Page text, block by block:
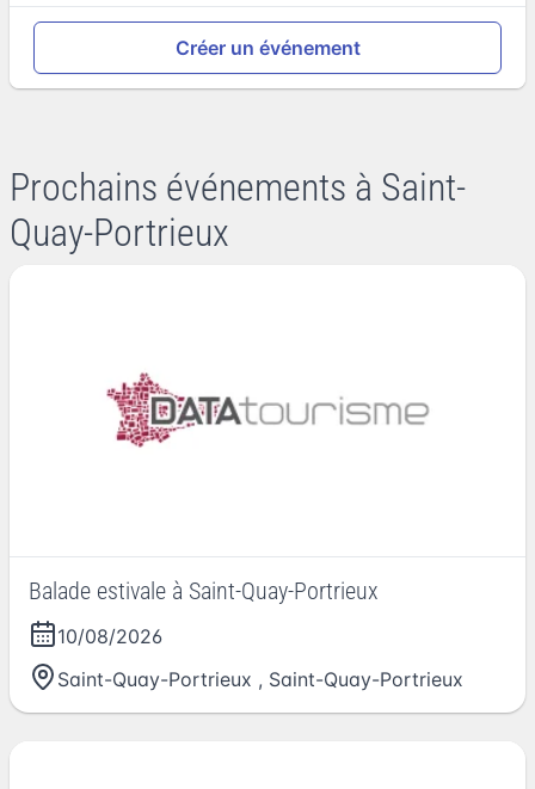
Créer un événement
Prochains événements à Saint-
Quay-Portrieux
Balade estivale à Saint-Quay-Portrieux
10/08/2026
Saint-Quay-Portrieux , Saint-Quay-Portrieux